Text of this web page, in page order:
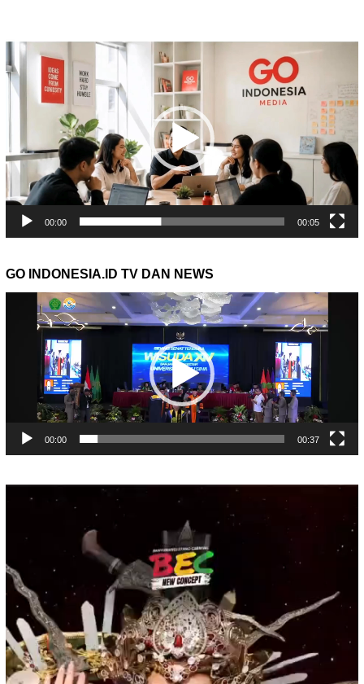
Pemutar
Video
00:00 00:05
GO INDONESIA.ID TV DAN NEWS
Pemutar
00:00 00:37